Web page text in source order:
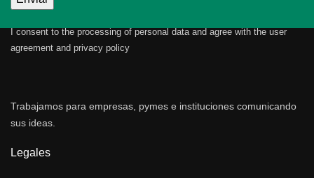
I consent to the processing of personal data and agree with the user
agreement and privacy policy
Trabajamos para empresas, pymes e instituciones comunicando
sus ideas.
Legales